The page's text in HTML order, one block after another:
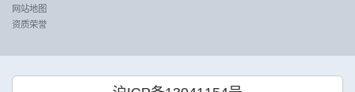
网站地图
资质荣誉